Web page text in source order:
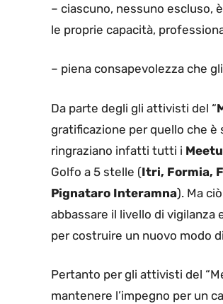
– ciascuno, nessuno escluso,
le proprie capacità,
– piena consapevolezza che
Da parte degli gli attivisti del “
gratificazione per quello che
ringraziano infatti tutti i
Golfo a 5 stelle (Itri, Formia,
Pignataro Interamna). Ma
abbassare il livello di
per costruire un nuovo modo
Pertanto per gli attivisti del
mantenere l’impegno per un